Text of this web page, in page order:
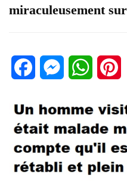
miraculeusement
FacebookMessenger